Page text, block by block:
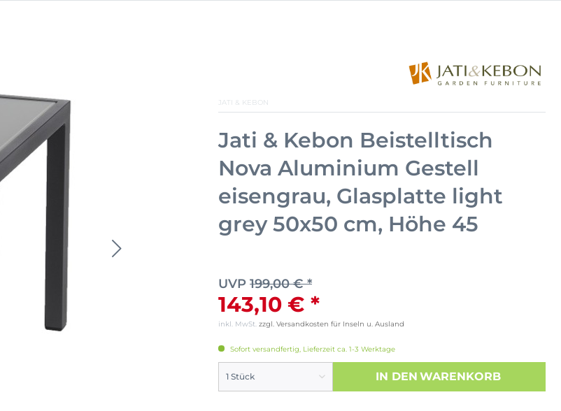
JATI & KEBON
Jati & Kebon Beistelltisch
Nova Aluminium Gestell
eisengrau, Glasplatte light
grey 50x50 cm, Höhe 45
UVP 199,00 € *
143,10 € *
inkl. MwSt. zzgl. Versandkosten für Inseln u. Ausland
Sofort versandfertig, Lieferzeit ca. 1-3 Werktage
IN DEN WARENKORB